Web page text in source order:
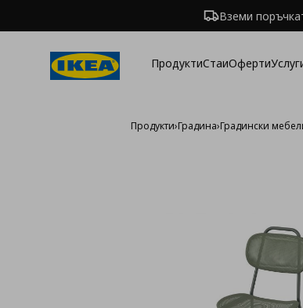
Вземи
ПродуктиСтаиОферти
Продукти›Градина›Градински